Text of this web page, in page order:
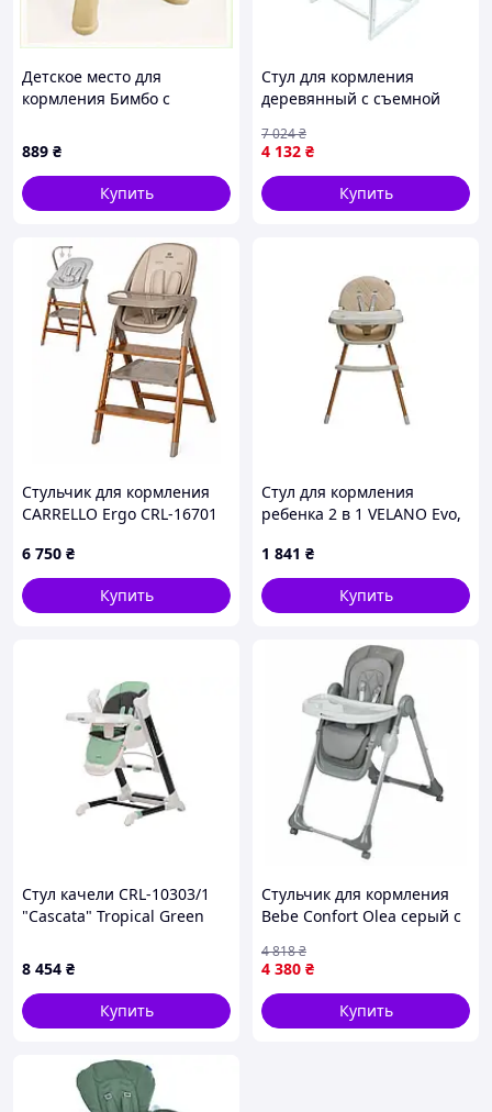
Детское место для
кормления Бимбо с
889 ₴
Купить
Стул для кормления
деревянный с съемной
шт OMMI MK-17263
4 132 ₴
7 024₴
Купить
Стульчик для кормления
CARRELLO Ergo CRL-16701
многофункциональный
регулируемый
6 750 ₴
Купить
Стул для кормления
ребенка 2 в 1 VELANO Evo,
1 841 ₴
Купить
Стул качели CRL-10303/1
"Cascata" Tropical Green
8 454 ₴
Купить
Стульчик для кормления
Bebe Confort Olea серый с
piho}
4 380 ₴
4 818₴
Купить